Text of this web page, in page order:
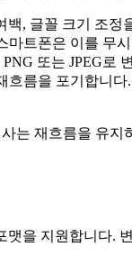
, 글꼴 크기 조
마트폰은 이를 무
또는 JPEG로
름을 포기합니
는 재흐름을 유지
맷을 지원합니다.